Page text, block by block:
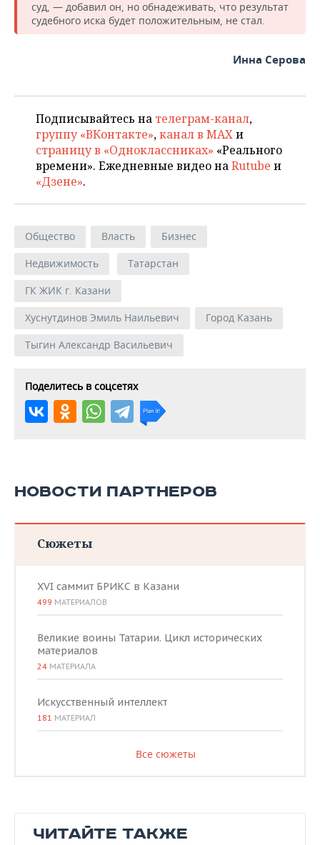
суд, — добавил он, но обнадеживать, что результат
судебного иска будет положительным, не стал.
Инна Серова
Подписывайтесь на телеграм-канал,
группу «ВКонтакте»,канал в MAXи
страницу в «Одноклассниках» «Реального
времени». Ежедневные видео наRutube и
«Дзене».
Общество Власть
Бизнес
Недвижимость
Татарстан
ГК ЖИК г. Казани
Хуснутдинов Эмиль Наильевич
Город Казань
Тыгин Александр Васильевич
Поделитесь в соцсетях
НОВОСТИ ПАРТНЕРОВ
Сюжеты
XVI саммит БРИКС в Казани
499 МАТЕРИАЛОВ
Великие воины Татарии. Цикл исторических
материалов
24 МАТЕРИАЛА
Искусственный интеллект
181 МАТЕРИАЛ
Все сюжеты
ЧИТАЙТЕ ТАКЖЕ